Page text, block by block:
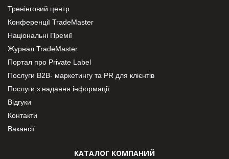
Тренінговий центр
Конференції TradeMaster
Національні Премії
Журнал TradeMaster
Портал про Private Label
Послуги В2В- маркетингу та PR для клієнтів
Послуги з надання інформації
Відгуки
Контакти
Вакансії
КАТАЛОГ КОМПАНИЙ